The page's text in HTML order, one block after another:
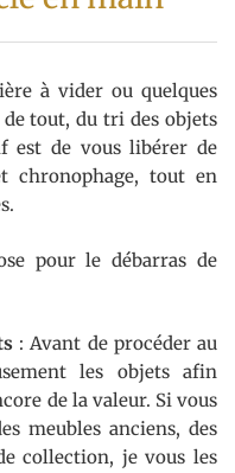
à vider ou quelques
de tout, du tri des objets
est de vous libérer de
chronophage, tout en
pour le débarras de
: Avant de procéder au
les objets afin
de la valeur. Si vous
meubles anciens, des
collection, je vous les